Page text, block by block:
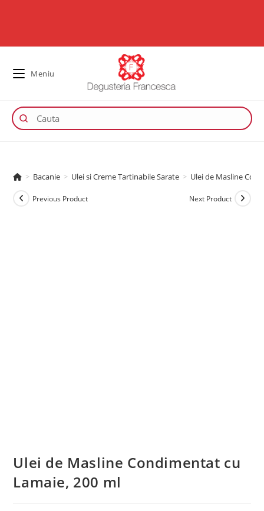
Meniu
> Bacanie > Ulei si Creme Tartinabile Sarate > Ulei de Masline
Previous Product Next Product
Ulei de Masline Condimentat cu
Lamaie, 200 ml